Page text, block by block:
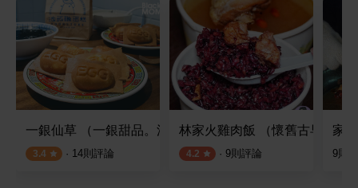
一銀仙草 （一銀甜品。油頭雞蛋糕。品花豆花）
3.4 · 14則評論
林家火雞肉飯 （懷舊古早味麻
4.2 · 9則評論
家
9則